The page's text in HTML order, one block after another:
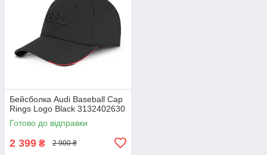
Бейсболка Audi Baseball Cap
Rings Logo Black 3132402630
Готово до відправки
2 399 ₴ 2 900 ₴